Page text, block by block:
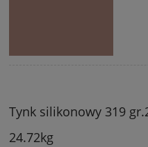
Tynk silikonowy 319
24.72kg